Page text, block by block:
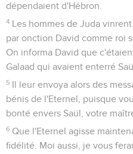
dépendaient d'Hébron.
4 Les hommes de Juda
par onction David comme roi
On informa David que
Galaad qui avaient enterré
5 Il leur envoya alors des
bénis de l'Eternel, puisque
bonté envers Saül, votre
6 Que l'Eternel agisse
fidélité. Moi aussi, je vous